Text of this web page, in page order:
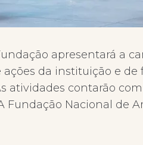
apresentará a
da instituição e
atividades contarão
Fundação Nacional de